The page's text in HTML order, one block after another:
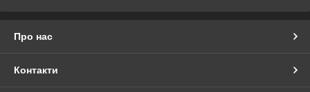
Про нас
Контакти